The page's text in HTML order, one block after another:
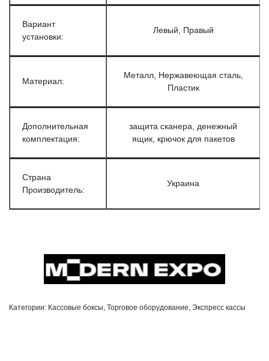
Вариант
установки:
Левый, Правый
Материал:
Металл, Нержавеющая сталь,
Пластик
Дополнительная
комплектация:
защита сканера, денежный
ящик, крючок для пакетов
Страна
Производитель:
Украина
Категории: Кассовые боксы, Торговое оборудование, Экспресс кассы